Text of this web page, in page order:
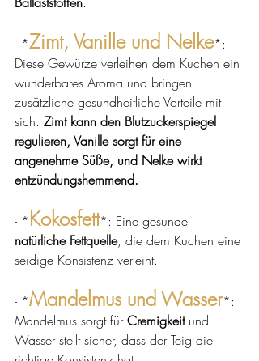
- *Zimt, Vanille und Nelke*:
Diese Gewürze verleihen dem Kuchen ein
wunderbares Aroma und bringen
zusätzliche gesundheitliche Vorteile mit
sich. Zimt kann den Blutzuckerspiegel
regulieren, Vanille sorgt für eine
angenehme Süße, und Nelke wirkt
entzündungshemmend.
- *Kokosfett*: Eine gesunde
natürliche Fettquelle, die dem Kuchen eine
seidige Konsistenz verleiht.
- *Mandelmus und Wasser*:
Mandelmus sorgt für Cremigkeit und
Wasser stellt sicher, dass der Teig die